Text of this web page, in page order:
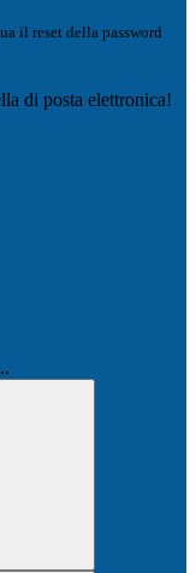
il reset della password
di posta elettronica!